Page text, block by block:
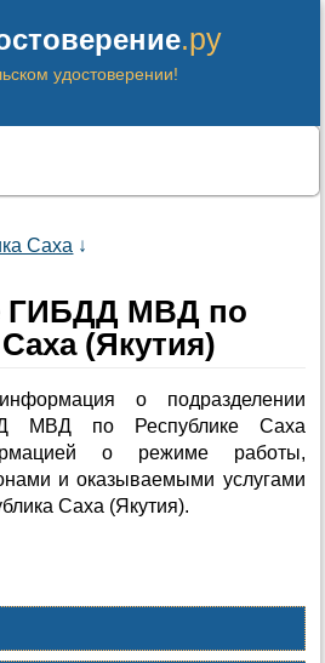
.ру
удостоверении!
Саха ↓
ГИБДД МВД по
(Якутия)
о подразделении
МВД по Республике Саха
о режиме работы,
и оказываемыми услугами
Саха (Якутия).